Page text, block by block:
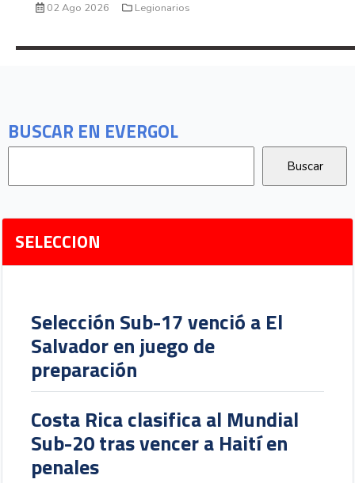
BUSCAR EN EVERGOL
SELECCION
Selección Sub-17 venció a El
Salvador en juego de
preparación
Costa Rica clasifica al Mundial
Sub-20 tras vencer a Haití en
penales
02 Ago 2026 Legionarios